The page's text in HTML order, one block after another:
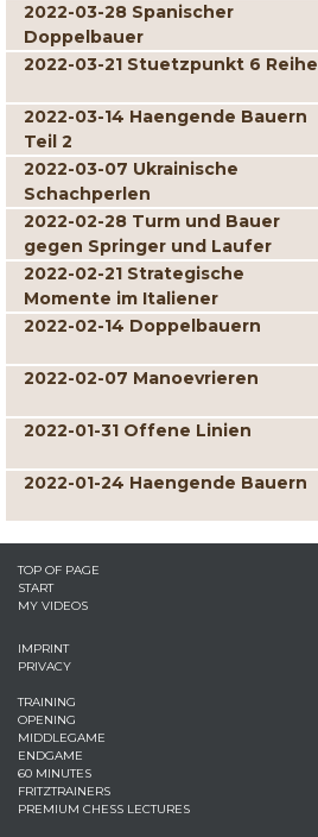
2022-03-28 Spanischer
Doppelbauer
2022-03-21 Stuetzpunkt 6 Reihe
2022-03-14 Haengende Bauern
Teil 2
2022-03-07 Ukrainische
Schachperlen
2022-02-28 Turm und Bauer
gegen Springer und Laufer
2022-02-21 Strategische
Momente im Italiener
2022-02-14 Doppelbauern
2022-02-07 Manoevrieren
2022-01-31 Offene Linien
2022-01-24 Haengende Bauern
TOP OF PAGE
START
MY VIDEOS
IMPRINT
PRIVACY
TRAINING
OPENING
MIDDLEGAME
ENDGAME
60 MINUTES
FRITZTRAINERS
PREMIUM CHESS LECTURES